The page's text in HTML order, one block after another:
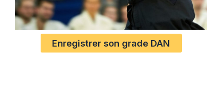
Enregistrer son grade DAN